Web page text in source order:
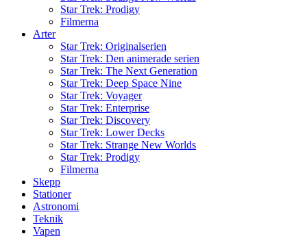
Star Trek: Prodigy
Filmerna
Arter
Star Trek: Originalserien
Star Trek: Den animerade serien
Star Trek: The Next Generation
Star Trek: Deep Space Nine
Star Trek: Voyager
Star Trek: Enterprise
Star Trek: Discovery
Star Trek: Lower Decks
Star Trek: Strange New Worlds
Star Trek: Prodigy
Filmerna
Skepp
Stationer
Astronomi
Teknik
Vapen